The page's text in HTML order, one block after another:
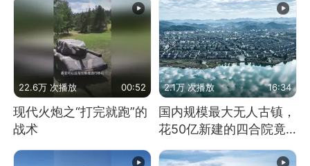
22.6万 次播放 00:52
现代火炮之“打完就跑”的
战术
2.1万 次播放 16:34
国内规模最大无人古镇，
花50亿新建的四合院竟